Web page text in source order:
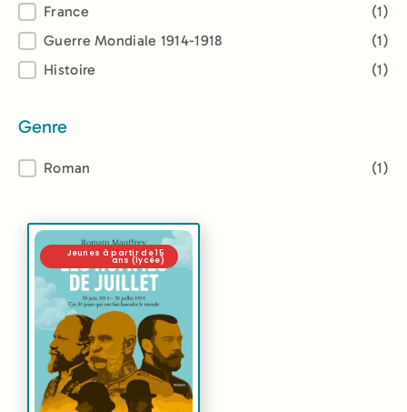
Thème
France
(1)
Guerre Mondiale 1914-1918
(1)
Histoire
(1)
Genre
GenreRoman (1)
Jeunes à partir de 15
ans (lycée)